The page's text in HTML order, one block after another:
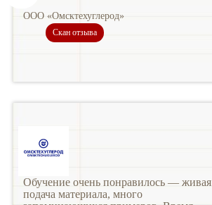
ООО «Омсктехуглерод»
Скан отзыва
Обучение очень понравилось — живая
подача материала, много